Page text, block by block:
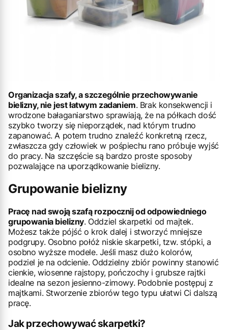
Organizacja szafy, a szczególnie przechowywanie
bielizny, nie jest łatwym zadaniem. Brak konsekwencji i
wrodzone bałaganiarstwo sprawiają, że na półkach dość
szybko tworzy się nieporządek, nad którym trudno
zapanować. A potem trudno znaleźć konkretną rzecz,
zwłaszcza gdy człowiek w pośpiechu rano próbuje wyjść
do pracy. Na szczęście są bardzo proste sposoby
pozwalające na uporządkowanie bielizny.
Grupowanie bielizny
Pracę nad swoją szafą rozpocznij od odpowiedniego
grupowania bielizny. Oddziel skarpetki od majtek.
Możesz także pójść o krok dalej i stworzyć mniejsze
podgrupy. Osobno połóż niskie skarpetki, tzw. stópki, a
osobno wyższe modele. Jeśli masz dużo kolorów,
podziel je na odcienie. Oddzielny zbiór powinny stanowić
cienkie, wiosenne rajstopy, pończochy i grubsze rajtki
idealne na sezon jesienno-zimowy. Podobnie postępuj z
majtkami. Stworzenie zbiorów tego typu ułatwi Ci dalszą
pracę.
Jak przechowywać skarpetki?